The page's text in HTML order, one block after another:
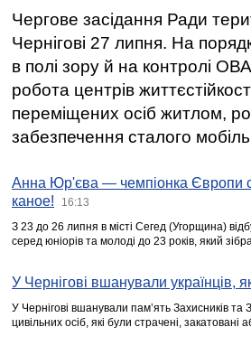
Чергове засідання Ради
Чернігові 27 липня. На
в полі зору й на контролі
робота центрів
переміщених осіб житлом,
забезпечення сталого
Анна Юр'єва — чемпіонка Європи
каное!
16:13
З 23 до 26 липня в місті Сегед (Угорщина)
серед юніорів та молоді до 23 років, який
У Чернігові вшанували українців,
У Чернігові вшанували пам’ять Захисників
цивільних осіб, які були страчені, закатовані